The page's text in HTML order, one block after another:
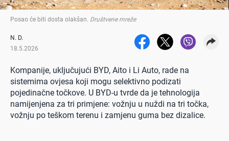
Posao će biti dosta olakšan Društvene mreže
N. D.
18.5.2026
Kompanije, uključujući BYD, Aito i Li Auto, rade na
sistemima ovjesa koji mogu selektivno podizati
pojedinačne točkove. U BYD-u tvrde da je tehnologija
namijenjena za tri primjene: vožnju u nuždi na tri točka,
vožnju po teškom terenu i zamjenu guma bez dizalice.